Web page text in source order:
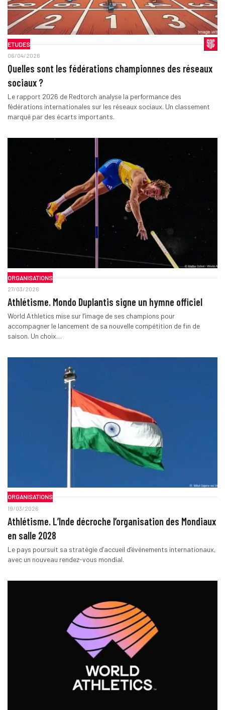
ETUDES
06/04/2026
Quelles sont les fédérations championnes des réseaux
sociaux ?
Le rapport 2026 de Redtorch analyse la performance des
fédérations internationales sur les réseaux sociaux. Un classement
marqué par des écarts importants.
ORGANISATIONS
27/03/2026
Athlétisme. Mondo Duplantis signe un hymne officiel
World Athletics mise sur l’image de ses champions pour
accompagner le lancement de sa nouvelle compétition de fin de
saison. Un choix…
ORGANISATIONS
19/03/2026
Athlétisme. L’Inde décroche l’organisation des Mondiaux
en salle 2028
Le pays poursuit sa stratégie d’accueil d’événements internationaux,
avec un nouveau rendez-vous mondial.